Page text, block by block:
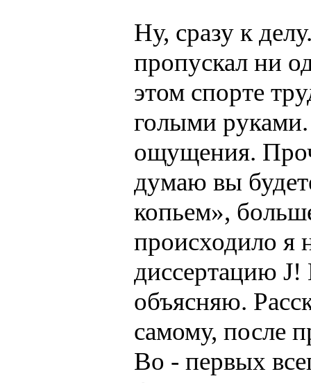
Ну, сразу к
пропускал ни
этом спорте
голыми руками.
ощущения.
думаю вы
копьем»,
происходило я
диссертацию J!
объясняю.
самому, после
Во - первых